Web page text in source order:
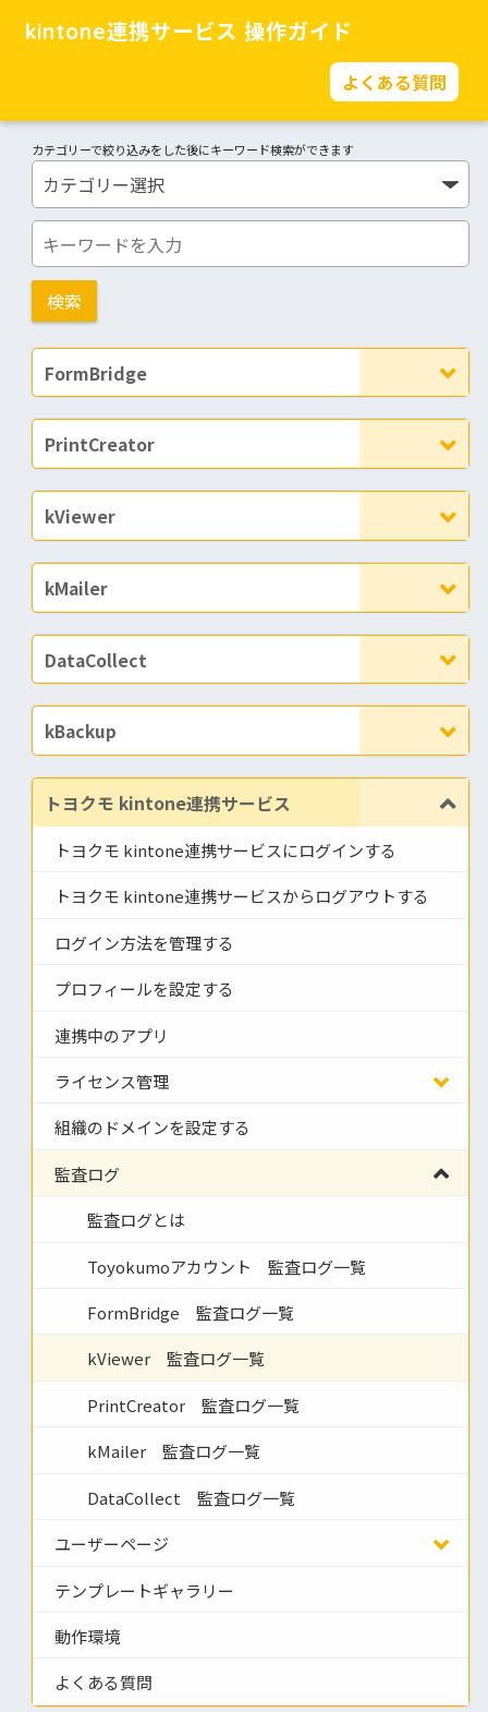
kintone連携サービス 操作ガイド
よくある質問
カテゴリーで絞り込みをした後にキーワード検索ができます
FormBridge
PrintCreator
kViewer
kMailer
DataCollect
kBackup
トヨクモ kintone連携サービス
トヨクモ kintone連携サービスにログインする
トヨクモ kintone連携サービスからログアウトする
ログイン方法を管理する
プロフィールを設定する
連携中のアプリ
ライセンス管理
組織のドメインを設定する
監査ログ
監査ログとは
Toyokumoアカウント 監査ログ一覧
FormBridge 監査ログ一覧
kViewer 監査ログ一覧
PrintCreator 監査ログ一覧
kMailer 監査ログ一覧
DataCollect 監査ログ一覧
ユーザーページ
テンプレートギャラリー
動作環境
よくある質問